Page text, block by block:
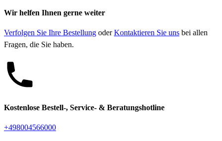
Wir helfen Ihnen gerne weiter
Verfolgen Sie Ihre Bestellung oderKontaktieren Sie uns bei allen
Fragen, die Sie haben.
Kostenlose Bestell-, Service- & Beratungshotline
+498004566000